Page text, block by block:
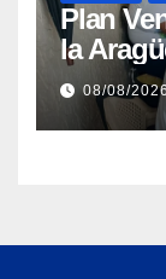
Plan
la
Aragua
08/08/